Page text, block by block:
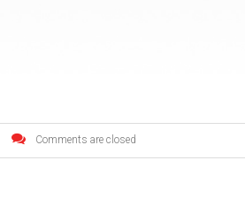
Comments are closed